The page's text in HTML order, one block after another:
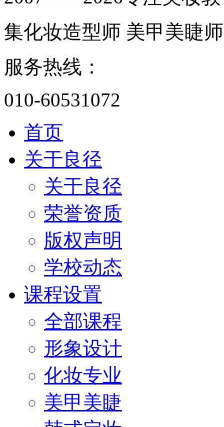
集化妆造型师 美甲美睫
服务热线：
010-60531072
首页
关于良径
关于良径
荣誉资质
版权声明
学校动态
课程设置
全部课程
形象设计
化妆专业
美甲美睫